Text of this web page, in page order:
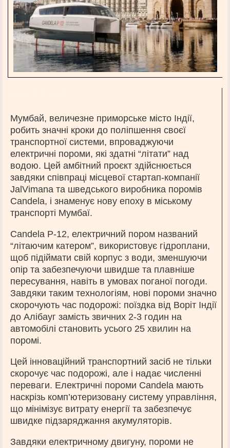
Мумбай, величезне приморське місто Індії,
робить значні кроки до поліпшення своєї
транспортної системи, впроваджуючи
електричні пороми, які здатні “літати” над
водою. Цей амбітний проєкт здійснюється
завдяки співпраці місцевої стартап-компанії
JalVimana та шведського виробника поромів
Candela, і знаменує нову епоху в міському
транспорті Мумбаї.
Candela P-12, електричний пором названий
“літаючим катером”, використовує гідроплани,
щоб підіймати свій корпус з води, зменшуючи
опір та забезпечуючи швидше та плавніше
пересування, навіть в умовах поганої погоди.
Завдяки таким технологіям, нові пороми значно
скорочують час подорожі: поїздка від Воріт Індії
до Алібауг замість звичних 2-3 годин на
автомобілі становить усього 25 хвилин на
поромі.
Цей інноваційний транспортний засіб не тільки
скорочує час подорожі, але і надає численні
переваги. Електричні пороми Candela мають
наскрізь комп’ютеризовану систему управління,
що мінімізує витрату енергії та забезпечує
швидке підзаряджання акумуляторів.
Завдяки електричному двигуну, пороми не